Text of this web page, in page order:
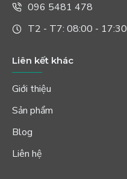
096 5481 478
T2 - T7: 08:00 - 17:30
Liên kết khác
Giới thiệu
Sản phẩm
Blog
Liên hệ